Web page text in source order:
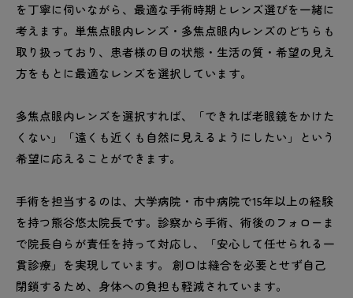
を丁寧に伺いながら、最適な手術時期とレンズ選びを一緒に
考えます。単焦点眼内レンズ・多焦点眼内レンズのどちらも
取り扱っており、患者様の目の状態・生活の質・希望の見え
方をもとに最適なレンズを選択しています。
多焦点眼内レンズを選択すれば、「できれば老眼鏡をかけた
くない」「遠くも近くも自然に見えるようにしたい」という
希望に応えることができます。
手術を担当するのは、大学病院・市中病院で15年以上の経験
を持つ熊谷悠太院長です。診察から手術、術後のフォローま
で院長自らが責任を持って対応し、「安心して任せられる一
貫診療」を実現しています。 創口は縫合を必要とせず自己
閉鎖するため、身体への負担も軽減されています。